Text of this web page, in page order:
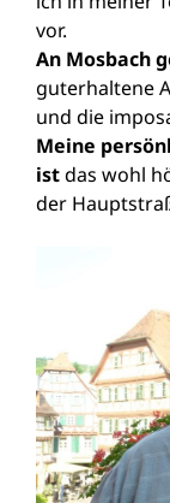
vor.
An Mosbach
guterhaltene
und die
Meine
istdas wohl
der